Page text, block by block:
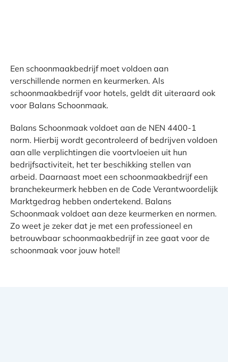
Een schoonmaakbedrijf moet voldoen aan
verschillende normen en keurmerken. Als
schoonmaakbedrijf voor hotels, geldt dit uiteraard ook
voor Balans Schoonmaak.
Balans Schoonmaak voldoet aan de NEN 4400-1
norm. Hierbij wordt gecontroleerd of bedrijven voldoen
aan alle verplichtingen die voortvloeien uit hun
bedrijfsactiviteit, het ter beschikking stellen van
arbeid. Daarnaast moet een schoonmaakbedrijf een
branchekeurmerk hebben en de Code Verantwoordelijk
Marktgedrag hebben ondertekend. Balans
Schoonmaak voldoet aan deze keurmerken en normen.
Zo weet je zeker dat je met een professioneel en
betrouwbaar schoonmaakbedrijf in zee gaat voor de
schoonmaak voor jouw hotel!